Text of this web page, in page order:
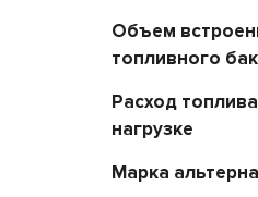
Объем
топливного
Расход
нагрузке
Марка